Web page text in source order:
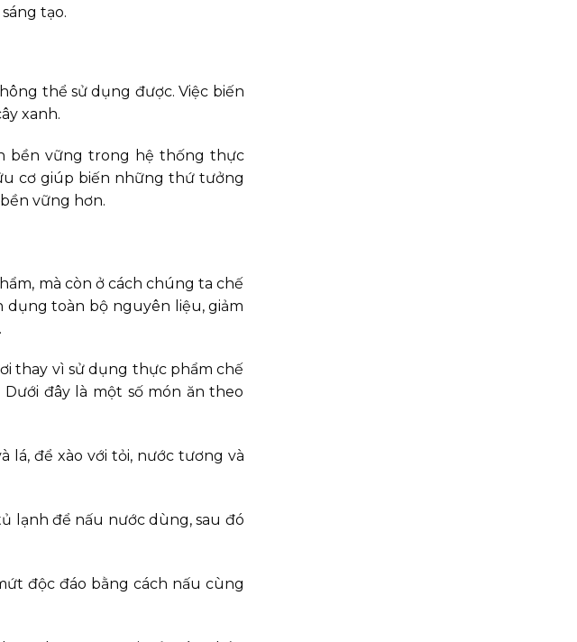
tạo.
thể sử dụng được. Việc biến
xanh.
bền vững trong hệ thống thực
cơ giúp biến những thứ tưởng
vững hơn.
mà còn ở cách chúng ta chế
toàn bộ nguyên liệu, giảm
thay vì sử dụng thực phẩm chế
đây là một số món ăn theo
lá, để xào với tỏi, nước tương và
lạnh để nấu nước dùng, sau đó
độc đáo bằng cách nấu cùng